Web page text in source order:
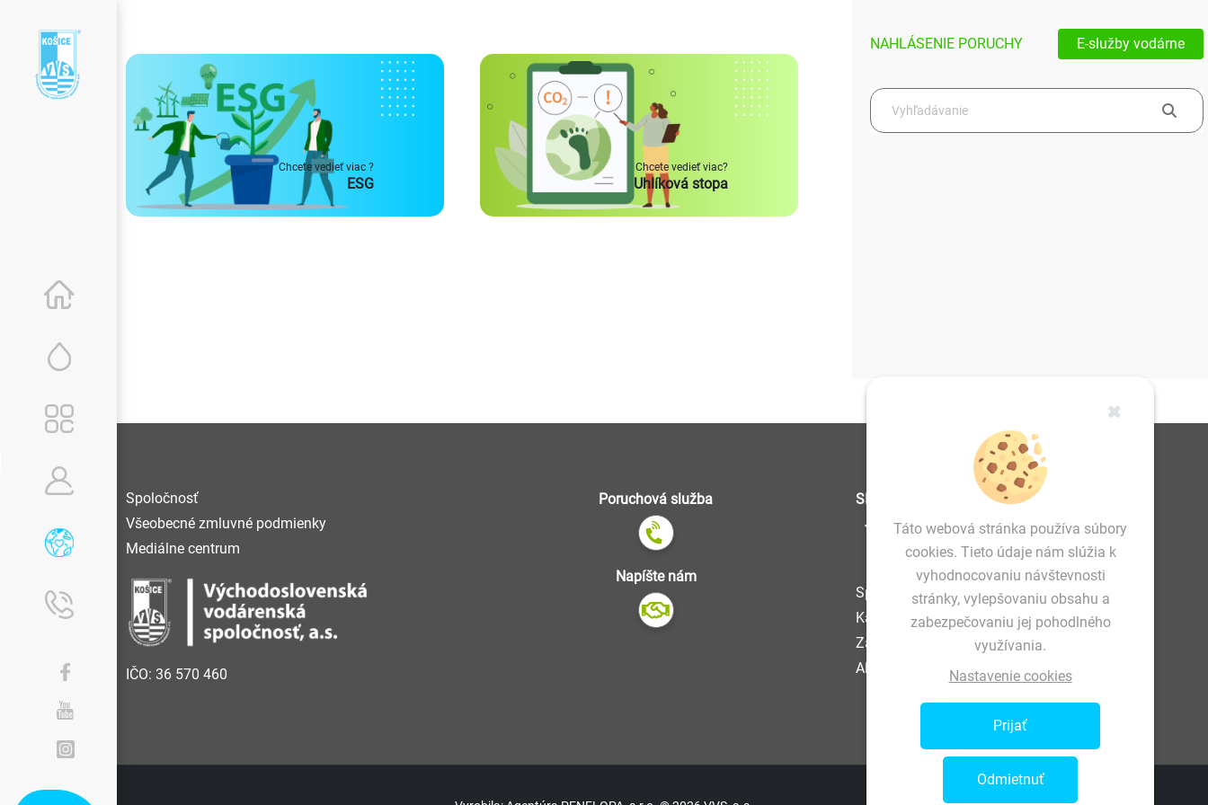
Chcete vedieť viac ?
ESG
Chcete vedieť viac?
Uhlíková stopa
NAHLÁSENIE PORUCHY E-služby vodárne
Spoločnosť
Všeobecné zmluvné podmienky
Mediálne centrum
IČO: 36 570 460
Poruchová služba
Napíšte nám
SLEDUJTE NÁS
Spracovanie osobných údajov
Kariéra
Zamestnanec
Akcionár
✖
Táto webová stránka používa súbory
cookies. Tieto údaje nám slúžia k
vyhodnocovaniu návštevnosti
stránky, vylepšovaniu obsahu a
zabezpečovaniu jej pohodlného
využívania.
Nastavenie cookies
Prijať
Odmietnuť